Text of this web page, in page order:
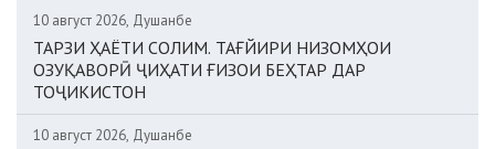
10 август 2026, Душанбе
ТАРЗИ ҲАЁТИ СОЛИМ. ТАҒЙИРИ НИЗОМҲОИ
ОЗУҚАВОРӢ ҶИҲАТИ ҒИЗОИ БЕҲТАР ДАР
ТОҶИКИСТОН
10 август 2026, Душанбе